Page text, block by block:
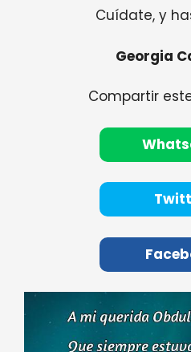
Cuídate, y
Georgia
Compartir